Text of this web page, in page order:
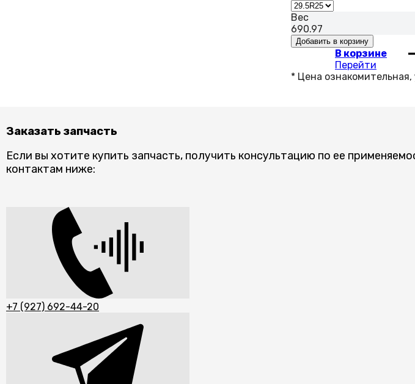
Вес
690.97
В корзине
Перейти
Заказать запчасть
Если вы хотите купить запчасть, получить консультацию по ее
контактам ниже:
+7 (927) 692-44-20